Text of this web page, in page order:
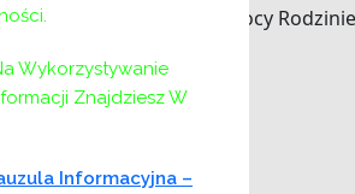
Wykorzystywanie
Znajdziesz W
Informacyjna –
Centrum Pomocy